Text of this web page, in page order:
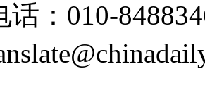
话：010-